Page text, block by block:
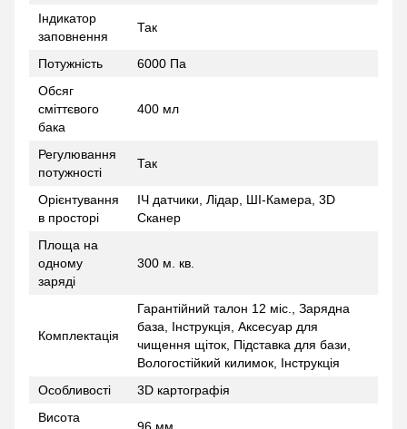
Індикатор
заповнення
Так
Потужність
6000 Па
Обсяг
сміттєвого
бака
400 мл
Регулювання
потужності
Так
Орієнтування
в просторі
ІЧ датчики, Лідар, ШІ-Камера, 3D
Сканер
Площа на
одному
заряді
300 м. кв.
Комплектація
Гарантійний талон 12 міс., Зарядна
база, Інструкція, Аксесуар для
чищення щіток, Підставка для бази,
Вологостійкий килимок, Інструкція
Особливості
3D картографія
Висота